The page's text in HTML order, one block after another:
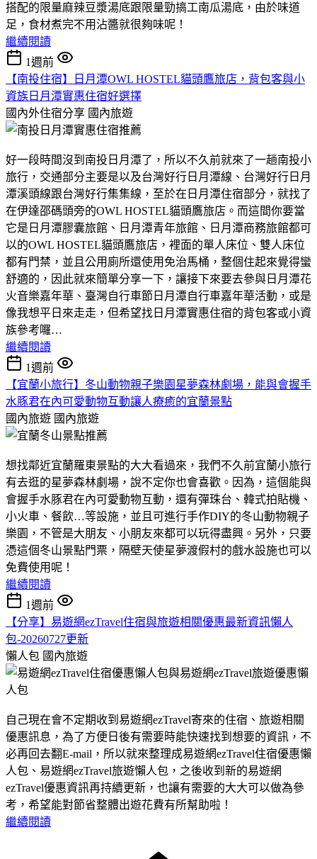
搭配的限量麻辣豆漿湯底跟限量勁搞工南瓜湯底，由於味道
足，食材煮完不用沾醬就很夠味呢！
繼續閱讀
1週前
【南投住宿】日月潭OWL HOSTEL貓頭鷹旅店，背包客與小
資族日月潭實惠住宿好選擇
國內外住宿分享 國內旅遊
好一段時間沒到南投日月潭了，所以不久前就來了一趟南投小
旅行，交通部分主要是以及台灣好行日月潭線、台灣好行日月
潭溪頭線跟台灣好行集集線，至於在日月潭住宿部分，就找了
在伊達邵碼頭旁的OWL HOSTEL貓頭鷹旅店。而這間你要當
它是日月潭膠囊旅館、日月潭青年旅館、日月潭商務旅館都可
以的OWL HOSTEL貓頭鷹旅店，裡面的單人床位、雙人床位
都有門禁，並且公用廁所還使用免治馬桶，整個住起來覺得蠻
舒適的，因此就來簡單分享一下，讓接下來要去參與日月潭花
火音樂嘉年華、臺灣自行車節日月潭自行車嘉年華活動，或是
像我想平日來走走，但希望找日月潭實惠住宿的背包客或小資
族參考囉…
繼續閱讀
1週前
【宜蘭小旅行】冬山動物親子樂園星夢森林劇場，能與會握手
水豚君在內可愛動物互動讓人療癒的宜蘭景點
國內旅遊 國內旅遊
想找鄰近宜蘭羅東景點的大大看過來，我們不久前宜蘭小旅行
有去逛的星夢森林劇場，說不定你也會喜歡。因為，這個能與
會握手水豚君在內可愛動物互動，還有彈珠台、韓式拍貼機、
小火車、餐飲…等設施，並且可進行手作DIY的冬山動物親子
樂園，不管是大朋友、小朋友來都可以玩得盡興。另外，只要
憑這個冬山景點門票，隔壁天使星夢渡假村的戲水設施也可以
免費使用呢！
繼續閱讀
1週前
【分享】易遊網ezTravel住宿與旅遊相關優惠最新資訊懶人
包-20260727更新
懶人包 國內旅遊
自己現在會不定期收到易遊網ezTravel寄來的住宿、旅遊相關
優惠訊息，為了方便日後有需要時能快速找到想要的資訊，不
必再回去翻E-mail，所以就來整理成易遊網ezTravel住宿優惠懶
人包、易遊網ezTravel旅遊懶人包，之後收到新的易遊網
ezTravel優惠資訊再持續更新，也讓有需要的大大可以做為參
考，希望能對節省整體出遊花費有所幫助啦！
繼續閱讀